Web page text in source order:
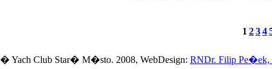
1 234
� Yach Club Star� M�sto. 2008, WebDesign: RNDr. Filip Pe�ek,